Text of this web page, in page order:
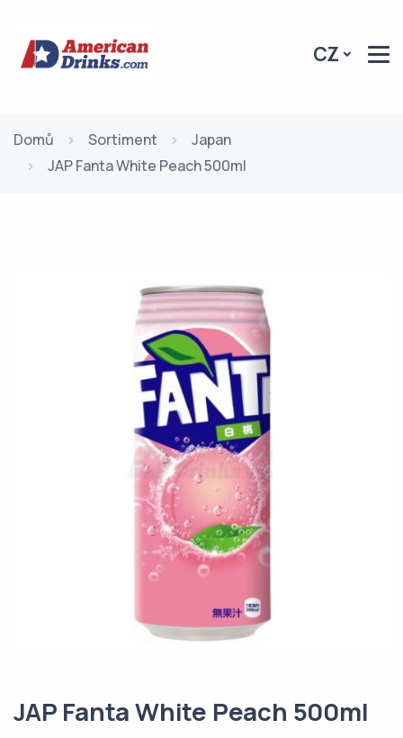
CZ
Domů Sortiment
Japan
JAP Fanta White Peach 500ml
JAP Fanta White Peach 500ml